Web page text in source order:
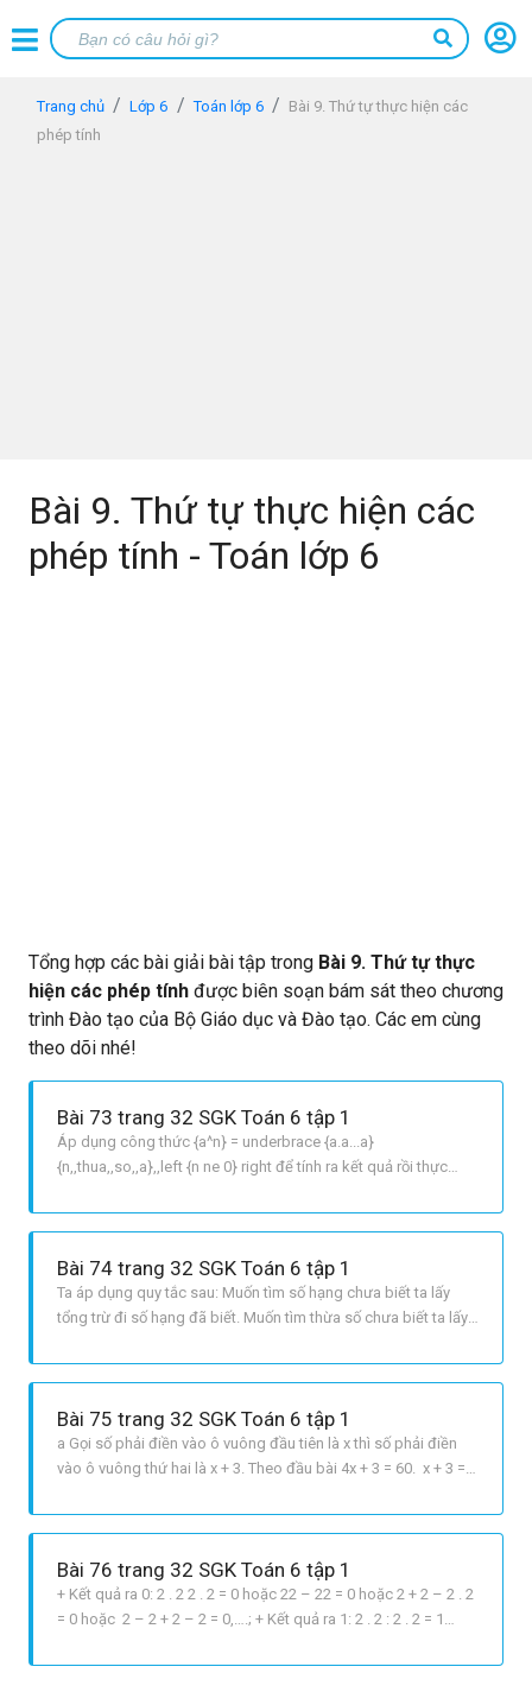
Trang chủ Lớp 6 Toán lớp 6
Bài 9. Thứ tự thực hiện các
phép tính
Bài 9. Thứ tự thực hiện các
phép tính - Toán lớp 6
Tổng hợp các bài giải bài tập trong Bài 9. Thứ tự thực
hiện các phép tính được biên soạn bám sát theo chương
trình Đào tạo của Bộ Giáo dục và Đào tạo. Các em cùng
theo dõi nhé!
Bài 73 trang 32 SGK Toán 6 tập 1
Áp dụng công thức {a^n} = underbrace {a.a...a}
{n,,thua,,so,,a},,left {n ne 0} right để tính ra kết quả rồi thực
= a. b + c hoặc a.b a.c= a. b c LỜI GIẢI CHI TIẾT a 5 . 42 – 18 :
Bài 74 trang 32 SGK Toán 6 tập 1
Ta áp dụng quy tắc sau: Muốn tìm số hạng chưa biết ta lấy
tổng trừ đi số hạng đã biết. Muốn tìm thừa số chưa biết ta lấy
trừ đi hiệu. Muốn tìm số bị trừ ta lấy hiệu cộng với số trừ LỜI
Bài 75 trang 32 SGK Toán 6 tập 1
a Gọi số phải điền vào ô vuông đầu tiên là x thì số phải điền
vào ô vuông thứ hai là x + 3. Theo đầu bài 4x + 3 = 60. x + 3 =
Gọi số phải điền vào ô vuông đầu tiên là x thì số phải điền vào
Bài 76 trang 32 SGK Toán 6 tập 1
+ Kết quả ra 0: 2 . 2 2 . 2 = 0 hoặc 22 – 22 = 0 hoặc 2 + 2 – 2 . 2
= 0 hoặc 2 – 2 + 2 – 2 = 0,….; + Kết quả ra 1: 2 . 2 : 2 . 2 = 1
Kết quả ra 2: 2 : 2 + 2 : 2 = 2; + Kết quả ra 3: 22 – 2 : 2 = 3; + Kết